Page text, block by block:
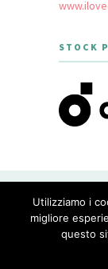
STOCK
Utilizziamo i
migliore
questo